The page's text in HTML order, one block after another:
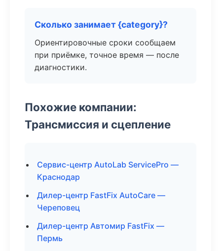
Сколько занимает {category}?
Ориентировочные сроки сообщаем
при приёмке, точное время — после
диагностики.
Похожие компании:
Трансмиссия и сцепление
Сервис-центр AutoLab ServicePro —
Краснодар
Дилер-центр FastFix AutoCare —
Череповец
Дилер-центр Автомир FastFix —
Пермь